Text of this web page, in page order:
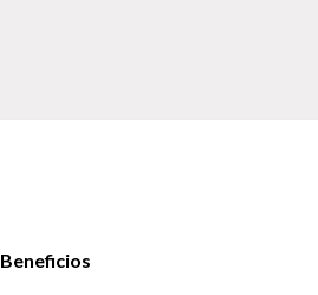
Beneficios